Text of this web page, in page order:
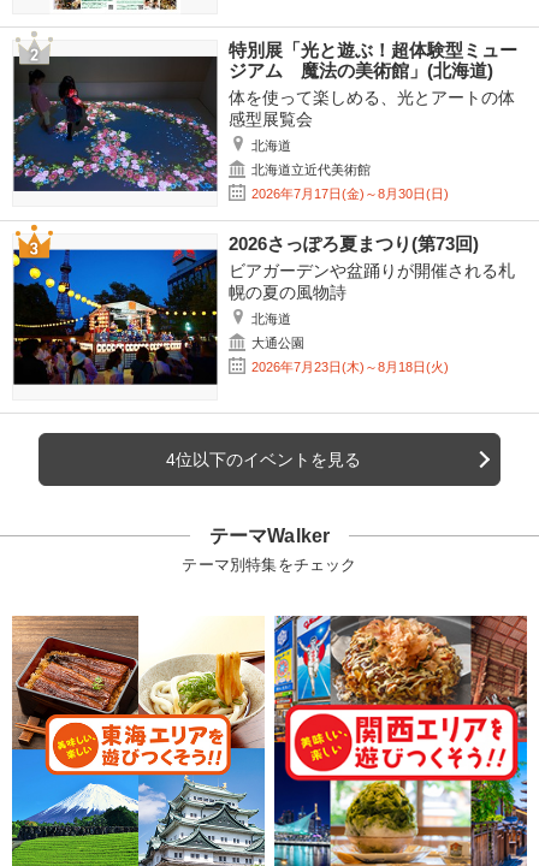
特別展「光と遊ぶ！超体験型ミュー
ジアム 魔法の美術館」(北海道)
体を使って楽しめる、光とアートの体
感型展覧会
北海道
北海道立近代美術館
2026年7月17日(金)～8月30日(日)
2026さっぽろ夏まつり(第73回)
ビアガーデンや盆踊りが開催される札
幌の夏の風物詩
北海道
大通公園
2026年7月23日(木)～8月18日(火)
4位以下のイベントを見る
テーマWalker
テーマ別特集をチェック